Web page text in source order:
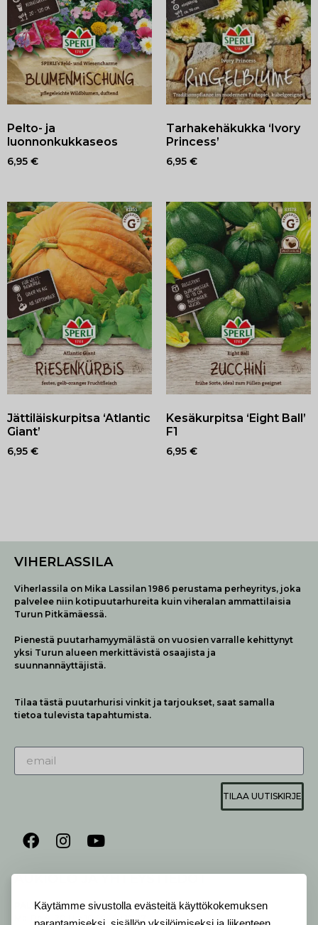
Käytämme sivustolla evästeitä käyttökokemuksen
Pelto- ja
luonnonkukkaseos
6,95 €
Tarhakehäkukka ‘Ivory
Princess’
6,95 €
Jättiläiskurpitsa ‘Atlantic
Giant’
6,95 €
Kesäkurpitsa ‘Eight Ball’
F1
6,95 €
VIHERLASSILA
Viherlassila on Mika Lassilan 1986 perustama perheyritys, joka
palvelee niin kotipuutarhureita kuin viheralan ammattilaisia
Turun Pitkämäessä.
Pienestä puutarhamyymälästä on vuosien varralle kehittynyt
yksi Turun alueen merkittävistä osaajista ja
suunnannäyttäjistä.
Tilaa tästä puutarhurisi vinkit ja tarjoukset, saat samalla
tietoa tulevista tapahtumista.
TILAA UUTISKIRJE
AUKIOLO JA YHTEYSTIEDOT
ALVELEMME:
Ma-Pe 9-20 I La 10-18 I Su 10-17